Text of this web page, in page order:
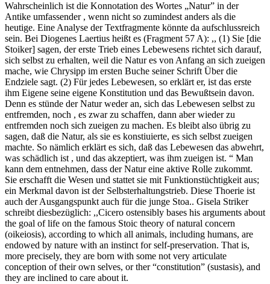
Wahrscheinlich ist die Konnotation des Wortes „Natur” in der
Antike umfassender , wenn nicht so zumindest anders als die
heutige. Eine Analyse der Textfragmente könnte da aufschlussreich
sein. Bei Diogenes Laertius heißt es (Fragment 57 A): ,, (1) Sie [die
Stoiker] sagen, der erste Trieb eines Lebewesens richtet sich darauf,
sich selbst zu erhalten, weil die Natur es von Anfang an sich zueigen
mache, wie Chrysipp im ersten Buche seiner Schrift Über die
Endziele sagt. (2) Für jedes Lebewesen, so erklärt er, ist das erste
ihm Eigene seine eigene Konstitution und das Bewußtsein davon.
Denn es stünde der Natur weder an, sich das Lebewesen selbst zu
entfremden, noch , es zwar zu schaffen, dann aber wieder zu
entfremden noch sich zueigen zu machen. Es bleibt also übrig zu
sagen, daß die Natur, als sie es konstiuierte, es sich selbst zueigen
machte. So nämlich erklärt es sich, daß das Lebewesen das abwehrt,
was schädlich ist , und das akzeptiert, was ihm zueigen ist. “ Man
kann dem entnehmen, dass der Natur eine aktive Rolle zukommt.
Sie erschafft die Wesen und stattet sie mit Funktionstüchtigkeit aus;
ein Merkmal davon ist der Selbsterhaltungstrieb. Diese Thoerie ist
auch der Ausgangspunkt auch für die junge Stoa.. Gisela Striker
schreibt diesbezüglich: ,,Cicero ostensibly bases his arguments about
the goal of life on the famous Stoic theory of natural concern
(oikeiosis), according to which all animals, including humans, are
endowed by nature with an instinct for self-preservation. That is,
more precisely, they are born with some not very articulate
conception of their own selves, or ther “constitution” (sustasis), and
they are inclined to care about it.